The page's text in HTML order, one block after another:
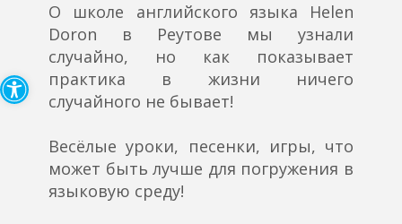
Открыть панель
О школе английского языка Helen
Doron в Реутове мы узнали
случайно, но как показывает
практика в жизни ничего
случайного не бывает!
Весёлые уроки, песенки, игры, что
может быть лучше для погружения в
языковую среду!